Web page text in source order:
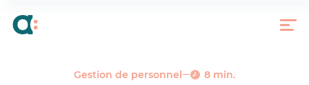
Gestion de personnel 8 min.
surmenage
fondamentalement humain